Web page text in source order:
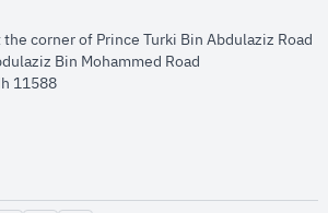
corner of Prince Turki Bin Abdulaziz Road
Bin Mohammed Road​
11588